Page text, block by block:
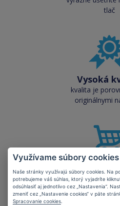
tlač
Vysoká
kvalita je
originálnymi
Skladom
cez 50 000
Využívame súbory cookies
Naše stránky využívajú súbory cookies. Na
potrebujeme váš súhlas, ktorý vyjadríte
odsúhlasiť aj jednotlivo cez „Nastavenia“.
zmeniť cez „Nastavenie cookies“ v päte
Spracovanie cookies